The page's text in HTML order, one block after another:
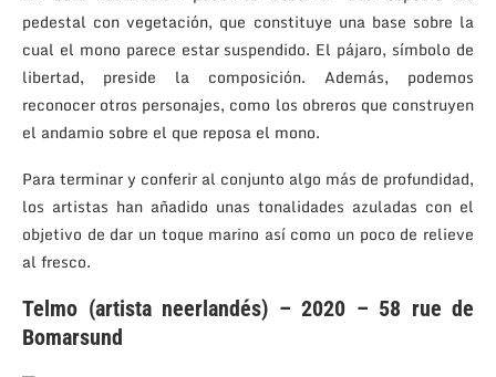
pedestal con vegetación, que constituye una base sobre la
cual el mono parece estar suspendido. El pájaro, símbolo de
libertad, preside la composición. Además, podemos
reconocer otros personajes, como los obreros que construyen
el andamio sobre el que reposa el mono.
Para terminar y conferir al conjunto algo más de profundidad,
los artistas han añadido unas tonalidades azuladas con el
objetivo de dar un toque marino así como un poco de relieve
al fresco.
Telmo (artista neerlandés) – 2020 – 58 rue de
Bomarsund